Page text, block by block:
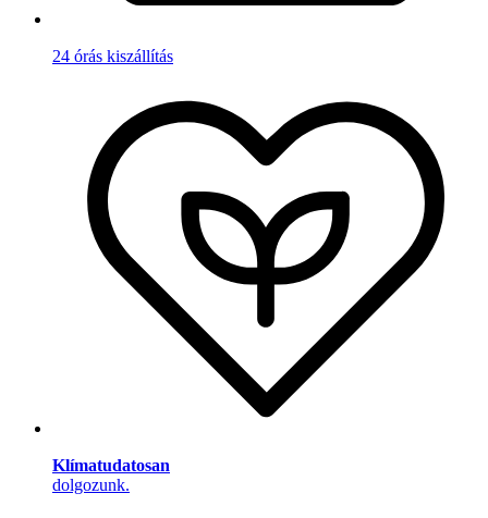
24 órás kiszállítás
Klímatudatosan
dolgozunk.